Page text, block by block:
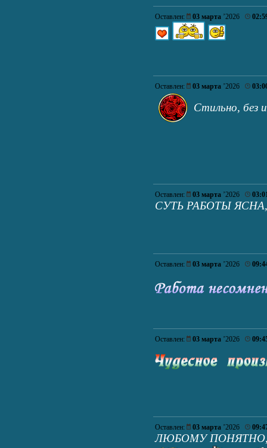
Оставлен: 03 марта ’2026
Оставлен: 03 марта ’2026
Стильно, без
Оставлен: 03 марта ’2026
СУТЬ РАБОТЫ
Оставлен: 03 марта ’2026
Оставлен: 03 марта ’2026
Оставлен: 03 марта ’2026
ЛЮБОМУ